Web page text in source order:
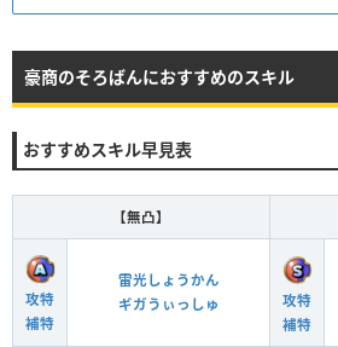
豪商のそろばんにおすすめのスキル
おすすめスキル早見表
【無凸】
攻特
補特
雷光しょうかん
ギガうぃっしゅ
攻特
補特